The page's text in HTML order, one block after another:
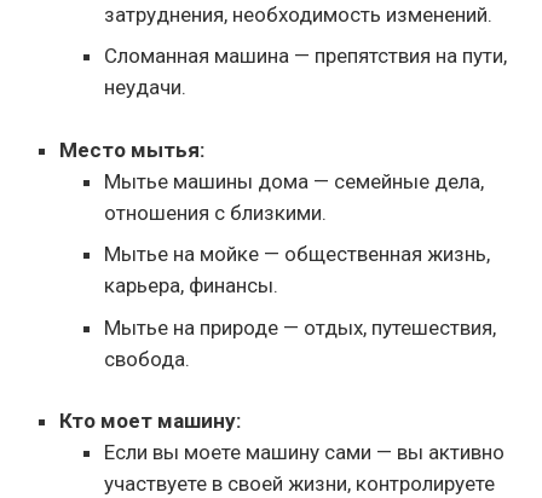
затруднения, необходимость изменений.
Сломанная машина — препятствия на пути,
неудачи.
Место мытья:
Мытье машины дома — семейные дела,
отношения с близкими.
Мытье на мойке — общественная жизнь,
карьера, финансы.
Мытье на природе — отдых, путешествия,
свобода.
Кто моет машину:
Если вы моете машину сами — вы активно
участвуете в своей жизни, контролируете